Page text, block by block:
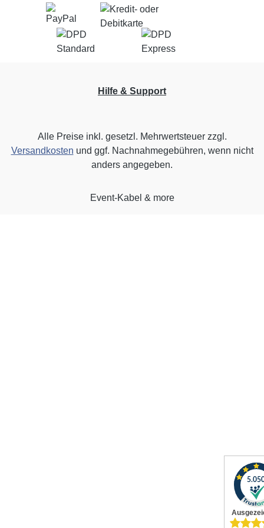
Hilfe & Support
Alle Preise inkl. gesetzl. Mehrwertsteuer zzgl.
Versandkosten und ggf. Nachnahmegebühren, wenn nicht
anders angegeben.
Event-Kabel & more